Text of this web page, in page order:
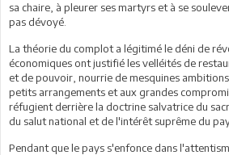
sa chaire, à pleurer ses martyrs et à se
pas dévoyé.
La théorie du complot a légitimé le déni de
économiques ont justifié les velléités de
et de pouvoir, nourrie de mesquines
petits arrangements et aux grandes
réfugient derrière la doctrine salvatrice du
du salut national et de l'intérêt suprême du
Pendant que le pays s'enfonce dans